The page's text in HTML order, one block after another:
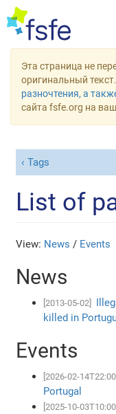
Эта страница не
оригинальный текст.
разночтения, а
сайта fsfe.org на
Tags
List of
View: News / Events
News
[2013-05-02]
killed in
Events
[2026-02-
Portugal
[2025-10-